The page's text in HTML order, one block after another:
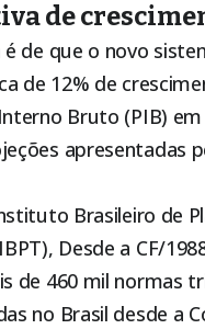
de
de que o novo
de 12% de
Bruto (PIB) em
apresentadas
Brasileiro de
Desde a CF/
de 460 mil normas
no Brasil desde a